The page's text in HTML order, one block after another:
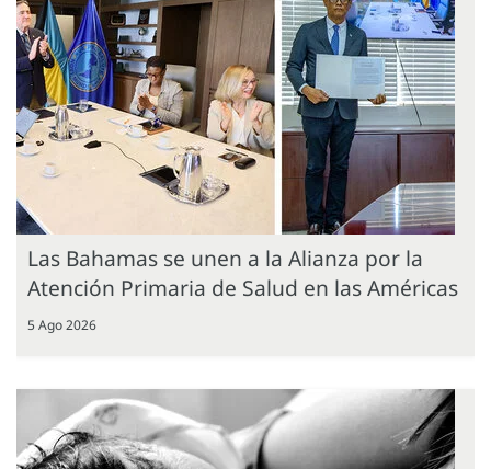
Las Bahamas se unen a la Alianza por la
Atención Primaria de Salud en las Américas
5 Ago 2026